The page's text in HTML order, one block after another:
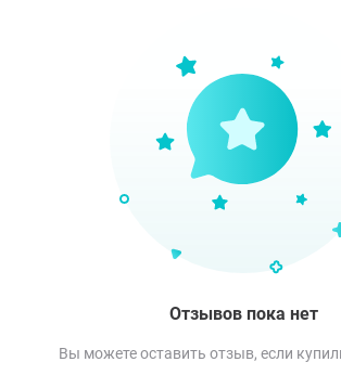
Отзывов пока нет
Вы можете оставить отзыв, если